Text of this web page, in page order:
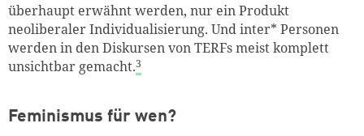
überhaupt erwähnt werden, nur ein Produkt
neoliberaler Individualisierung. Und inter* Personen
werden in den Diskursen von TERFs meist komplett
unsichtbar gemacht.3
Feminismus für wen?